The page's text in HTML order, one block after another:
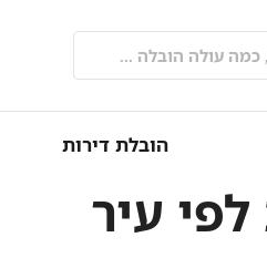
הובלת דירות
עיר